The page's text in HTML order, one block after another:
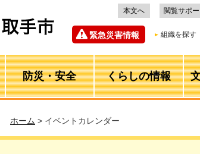
本文へ 閲覧サポ
緊急災害情報 組織を探す
防災・安全 くらしの情報
ホーム > イベントカレンダー